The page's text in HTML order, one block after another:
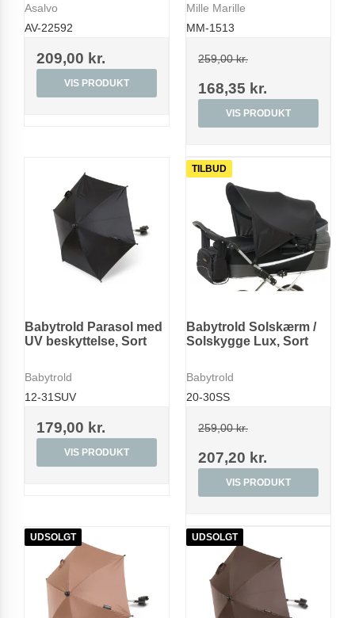
Asalvo
AV-22592
209,00 kr.
VIS PRODUKT
Mille Marille
MM-1513
259,00 kr.
168,35 kr.
VIS PRODUKT
Babytrold Parasol med
UV beskyttelse, Sort
Babytrold
12-31SUV
179,00 kr.
VIS PRODUKT
TILBUD
Babytrold Solskærm /
Solskygge Lux, Sort
Babytrold
20-30SS
259,00 kr.
207,20 kr.
VIS PRODUKT
UDSOLGT UDSOLGT